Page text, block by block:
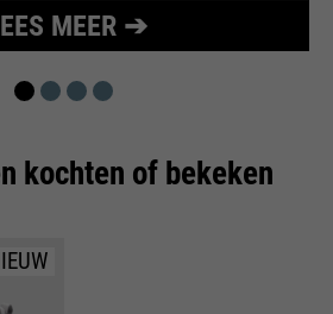
MEER ➔
kochten of bekeken